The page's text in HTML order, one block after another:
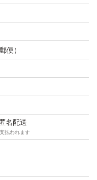
便）
名配送
払われます